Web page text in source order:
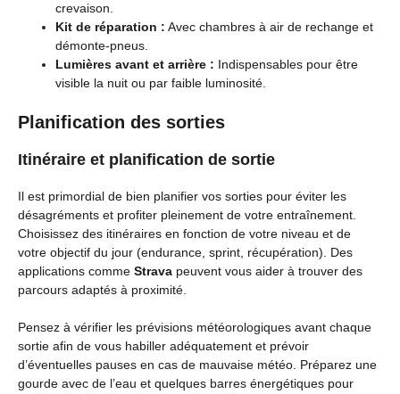
crevaison.
Kit de réparation : Avec chambres à air de rechange et
démonte-pneus.
Lumières avant et arrière : Indispensables pour être
visible la nuit ou par faible luminosité.
Planification des sorties
Itinéraire et planification de sortie
Il est primordial de bien planifier vos sorties pour éviter les
désagréments et profiter pleinement de votre entraînement.
Choisissez des itinéraires en fonction de votre niveau et de
votre objectif du jour (endurance, sprint, récupération). Des
applications comme Strava peuvent vous aider à trouver des
parcours adaptés à proximité.
Pensez à vérifier les prévisions météorologiques avant chaque
sortie afin de vous habiller adéquatement et prévoir
d’éventuelles pauses en cas de mauvaise météo. Préparez une
gourde avec de l’eau et quelques barres énergétiques pour